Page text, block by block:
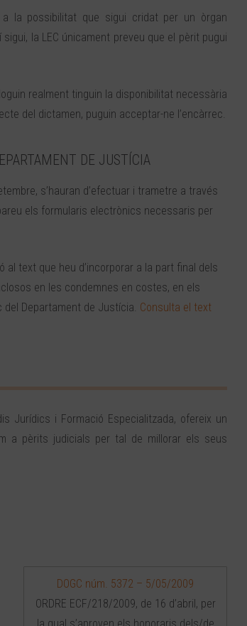
la possibilitat que sigui cridat per un òrgan
la LEC únicament preveu que el pèrit pugui
realment tinguin la disponibilitat necessària
del dictamen, puguin acceptar-ne l’encàrrec.
DE JUSTÍCIA
s’hauran d’efectuar i trametre a través
els formularis electrònics necessaris per
text que heu d’incorporar a la part final dels
en les condemnes en costes, en els
Departament de Justícia. Consulta el text
Jurídics i Formació Especialitzada, ofereix un
a pèrits judicials per tal de millorar els seus
DOGC núm. 5372 – 5/05/2009
ORDRE ECF/218/2009, de 16 d’abril, per